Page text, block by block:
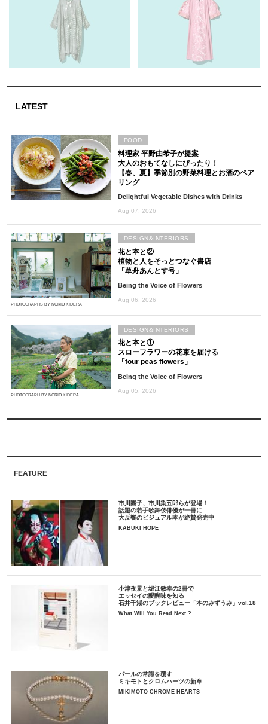
LATEST
料理家 平野由希子が提案
大人のおもてなしにぴったり！
【春、夏】季節別の野菜料理とお酒のペア
リング
Delightful Vegetable Dishes with Drinks
Aug 07, 2026
FOOD
PHOTOGRAPHS BY NORIO KIDERA
花と本と②
植物と人をそっとつなぐ書店
「草舟あんとす号」
Being the Voice of Flowers
Aug 06, 2026
DESIGN&INTERIORS
PHOTOGRAPH BY NORIO KIDERA
花と本と①
スローフラワーの花束を届ける
「four peas flowers」
Being the Voice of Flowers
Aug 05, 2026
DESIGN&INTERIORS
FEATURE
市川團子、市川染五郎らが登場！
話題の若手歌舞伎俳優が一冊に
大反響のビジュアル本が絶賛発売中
KABUKI HOPE
小津夜景と堀江敏幸の2冊で
エッセイの醍醐味を知る
石井千湖のブックレビュー「本のみずうみ」vol.18
What Will You Read Next ?
パールの常識を覆す
ミキモトとクロムハーツの新章
MIKIMOTO CHROME HEARTS